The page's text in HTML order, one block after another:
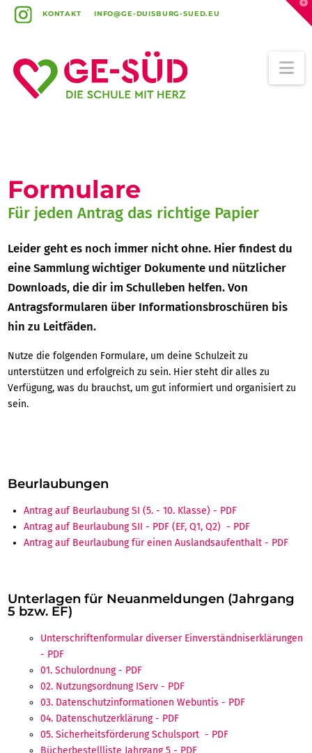
KONTAKT INFO@GE-DUISBURG-SUED.EU
Formulare
Für jeden Antrag das richtige Papier
Leider geht es noch immer nicht ohne. Hier findest du
eine Sammlung wichtiger Dokumente und nützlicher
Downloads, die dir im Schulleben helfen. Von
Antragsformularen über Informationsbroschüren bis
hin zu Leitfäden.
Nutze die folgenden Formulare, um deine Schulzeit zu
unterstützen und erfolgreich zu sein. Hier steht dir alles zu
Verfügung, was du brauchst, um gut informiert und organisiert zu
sein.
Beurlaubungen
Antrag auf Beurlaubung SI (5. - 10. Klasse)
Antrag auf Beurlaubung SII
(EF, Q1, Q2)
Antrag auf Beurlaubung für einen Auslandsaufenthalt
Unterlagen für Neuanmeldungen (Jahrgang
5 bzw. EF)
Unterschriftenformular diverser Einverständniserklärungen
01. Schulordnung
02. Nutzungsordnung IServ
03. Datenschutzinformationen Webuntis
04. Datenschutzerklärung
05. Sicherheitsförderung Schulsport